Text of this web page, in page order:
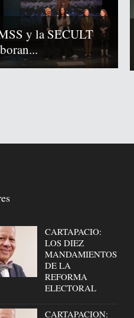
y la SECULT
CARTAPACIO:
LOS DIEZ
MANDAMIENTOS
DE LA
REFORMA
ELECTORAL
CARTAPACION: